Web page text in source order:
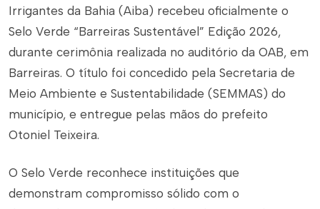
Irrigantes da Bahia (Aiba) recebeu oficialmente o
Selo Verde “Barreiras Sustentável” Edição 2026,
durante cerimônia realizada no auditório da OAB, em
Barreiras. O título foi concedido pela Secretaria de
Meio Ambiente e Sustentabilidade (SEMMAS) do
município, e entregue pelas mãos do prefeito
Otoniel Teixeira.
O Selo Verde reconhece instituições que
demonstram compromisso sólido com o